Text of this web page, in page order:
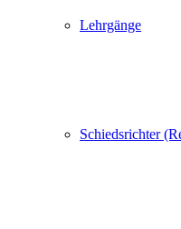
Lehrgänge
Schiedsrichter